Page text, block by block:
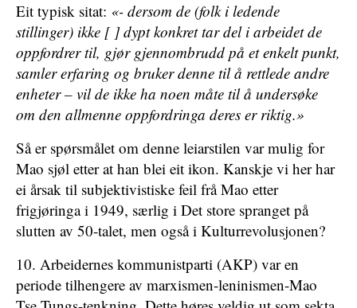
Eit typisk sitat: «- dersom de (folk i ledende
stillinger) ikke [ ] dypt konkret tar del i arbeidet de
oppfordrer til, gjør gjennombrudd på et enkelt punkt,
samler erfaring og bruker denne til å rettlede andre
enheter – vil de ikke ha noen måte til å undersøke
om den allmenne oppfordringa deres er riktig.»
Så er spørsmålet om denne leiarstilen var mulig for
Mao sjøl etter at han blei eit ikon. Kanskje vi her har
ei årsak til subjektivistiske feil frå Mao etter
frigjøringa i 1949, særlig i Det store spranget på
slutten av 50-talet, men også i ­Kulturrevolusjonen?
10. Arbeidernes kommunistparti (AKP) var en
periode tilhengere av marxismen-leninismen-­Mao